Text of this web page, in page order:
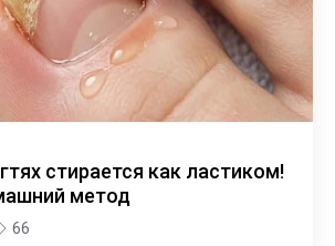
стирается как ластиком!
метод
66